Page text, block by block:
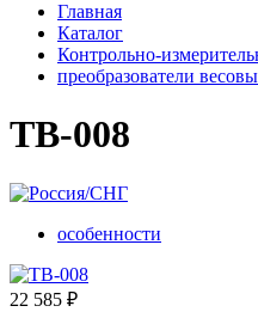
Главная
Каталог
Контрольно-
преобразователи
ТВ-008
особенности
22 585 ₽